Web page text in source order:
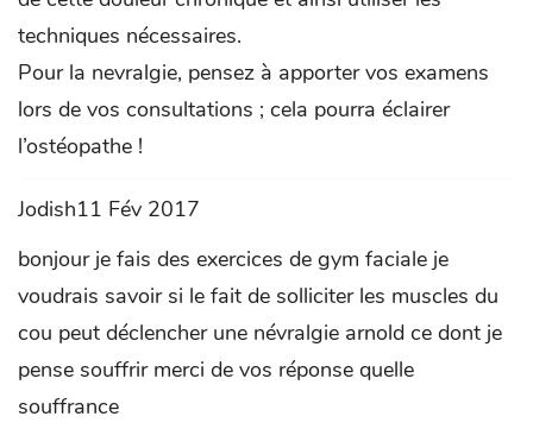
techniques nécessaires.
Pour la nevralgie, pensez à apporter vos examens
lors de vos consultations ; cela pourra éclairer
l’ostéopathe !
Jodish11 Fév 2017
bonjour je fais des exercices de gym faciale je
voudrais savoir si le fait de solliciter les muscles du
cou peut déclencher une névralgie arnold ce dont je
pense souffrir merci de vos réponse quelle
souffrance